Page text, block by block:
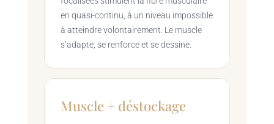
en quasi-continu, à un niveau impossible
à atteindre volontairement. Le muscle
s’adapte, se renforce et se dessine.
Muscle + déstockage